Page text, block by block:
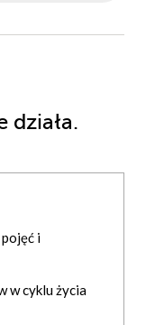
działa.
i
w cyklu życia